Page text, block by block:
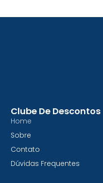
Clube De Descontos
Home
Sobre
Contato
Dúvidas Frequentes